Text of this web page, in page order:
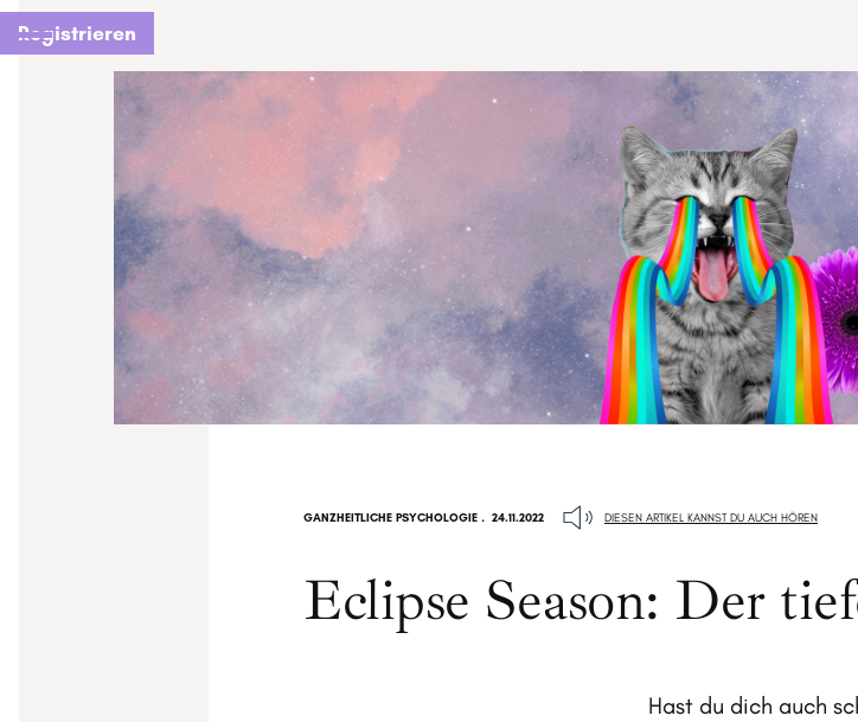
Registrieren
GANZHEITLICHE PSYCHOLOGIE . 24.11.2022 DIESEN ARTIKEL KANNST DU AUCH HÖREN
Eclipse Season: Der
Hast du dich auch